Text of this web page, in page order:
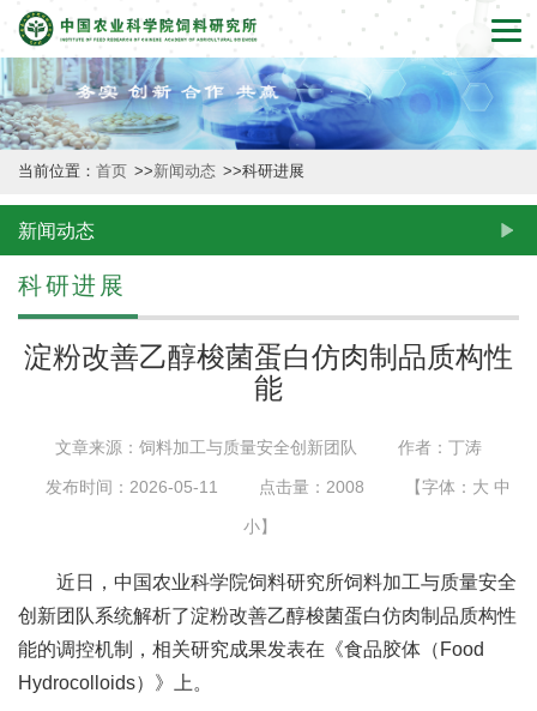
首
页
本
所
概
新
闻
团
队
当前位置： 首页 >>新闻动态 >>科研进展
新闻动态
科研进展
淀粉改善乙醇梭菌蛋白仿肉制品质构性
能
文章来源：饲料加工与质量安全创新团队 作者：丁涛
发布时间：2026-05-11 点击量： 2008 【字体： 大 中
小】
近日，中国农业科学院饲料研究所饲料加工与质量安全
创新团队系统解析了淀粉改善乙醇梭菌蛋白仿肉制品质构性
能的调控机制，相关研究成果发表在《食品胶体（Food
Hydrocolloids）》上。